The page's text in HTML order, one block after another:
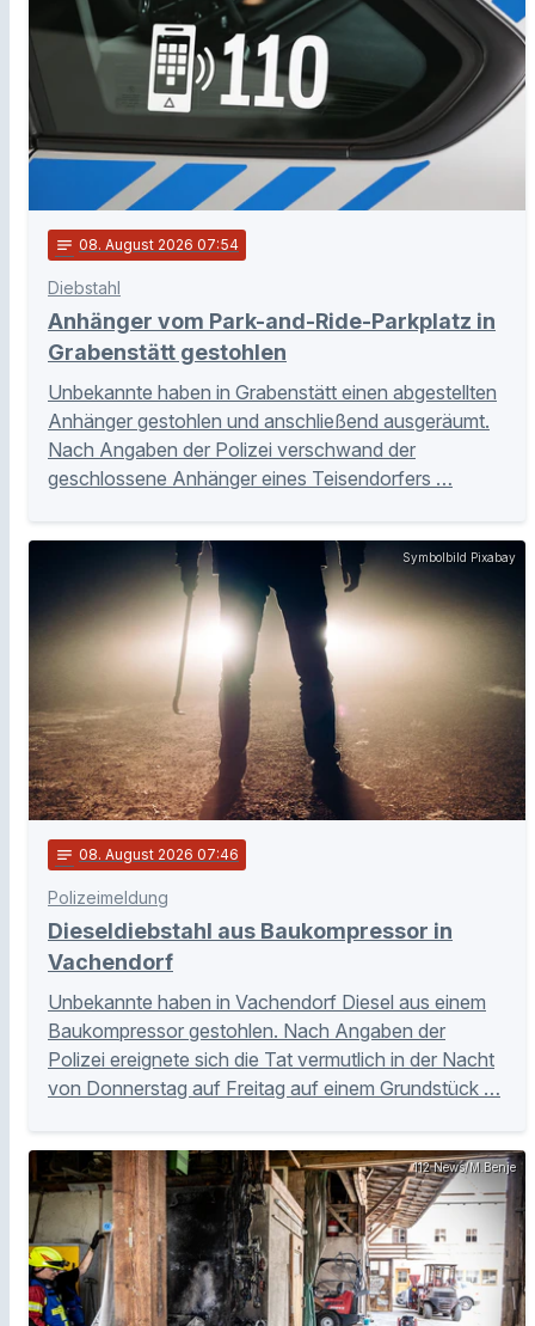
notes 08. August 2026 07:54
Diebstahl
Anhänger vom Park-and-Ride-Parkplatz in
Grabenstätt gestohlen
Unbekannte haben in Grabenstätt einen abgestellten
Anhänger gestohlen und anschließend ausgeräumt.
Nach Angaben der Polizei verschwand der
geschlossene Anhänger eines Teisendorfers …
Symbolbild Pixabay
notes 08. August 2026 07:46
Polizeimeldung
Dieseldiebstahl aus Baukompressor in
Vachendorf
Unbekannte haben in Vachendorf Diesel aus einem
Baukompressor gestohlen. Nach Angaben der
Polizei ereignete sich die Tat vermutlich in der Nacht
von Donnerstag auf Freitag auf einem Grundstück …
112 News/M.Benje